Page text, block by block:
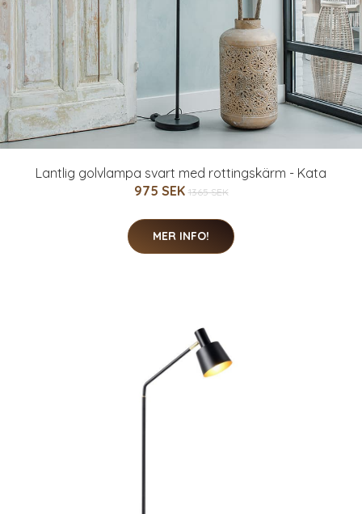
Lantlig golvlampa svart med rottingskärm - Kata
975 SEK 1365 SEK
MER INFO!